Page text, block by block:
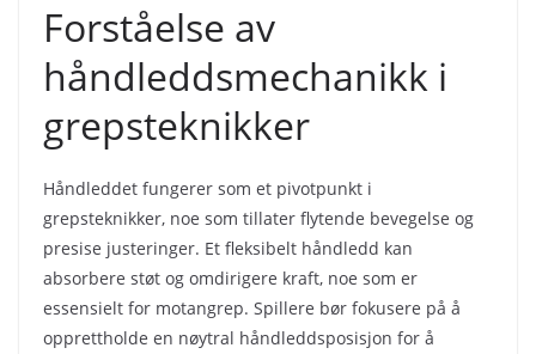
Forståelse av
håndleddsmechanikk i
grepsteknikker
Håndleddet fungerer som et pivotpunkt i
grepsteknikker, noe som tillater flytende bevegelse og
presise justeringer. Et fleksibelt håndledd kan
absorbere støt og omdirigere kraft, noe som er
essensielt for motangrep. Spillere bør fokusere på å
opprettholde en nøytral håndleddsposisjon for å